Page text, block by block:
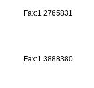
Fax:1 2765831
Fax:1 3888380